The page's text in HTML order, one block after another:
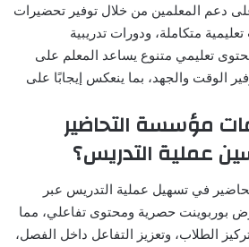
دعم المعلمين من خلال توفير تحضيرات
متكاملة، ودورات تدريبية
تعليمي متنوع يساعد المعلم على
الوقت والجهد، بما ينعكس إيجابًا على
مؤسسة التحاضير
عملية التدريس؟
في تسهيل عملية التدريس عبر
بوربوينت حصرية ومحتوى تفاعلي، مما
الطلاب، وتعزيز التفاعل داخل الفصل،